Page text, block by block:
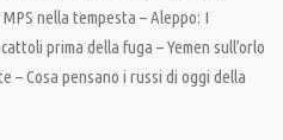
nella tempesta – Aleppo: I
prima della fuga – Yemen sull’orlo
– Cosa pensano i russi di oggi della